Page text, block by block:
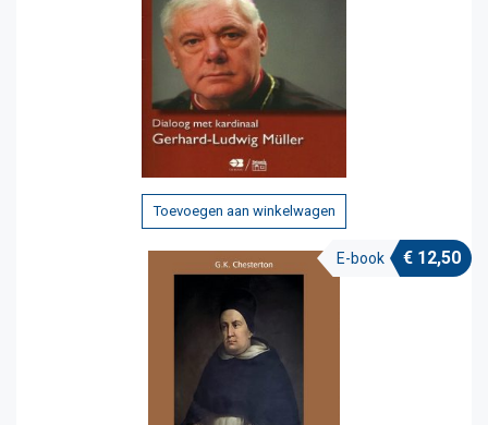
Toevoegen aan winkelwagen
E-book € 12,50